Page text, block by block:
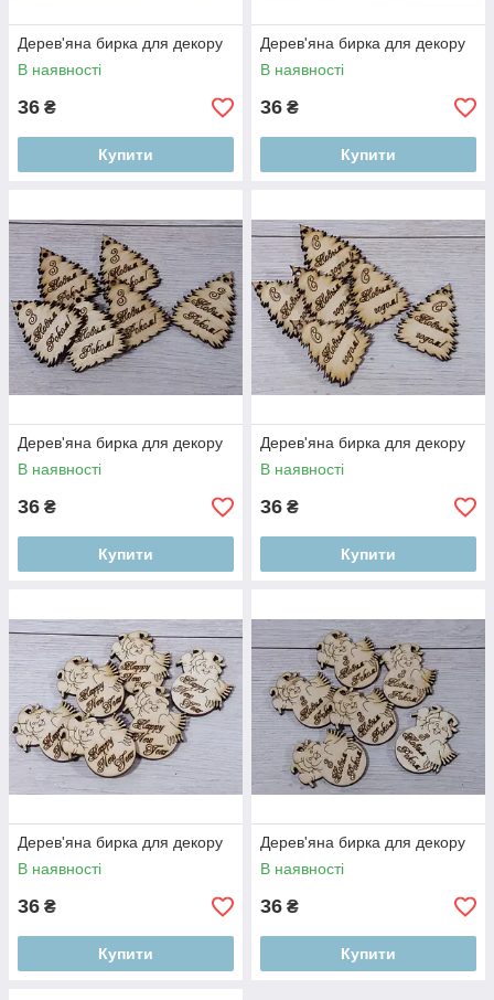
Дерев'яна бирка для декору
В наявності
36 ₴
Купити
Дерев'яна бирка для декору
В наявності
36 ₴
Купити
Дерев'яна бирка для декору
В наявності
36 ₴
Купити
Дерев'яна бирка для декору
В наявності
36 ₴
Купити
Дерев'яна бирка для декору
В наявності
36 ₴
Купити
Дерев'яна бирка для декору
В наявності
36 ₴
Купити